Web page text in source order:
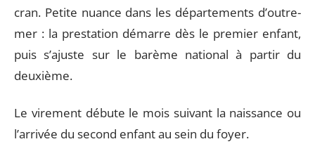
cran. Petite nuance dans les départements d’outre-
mer : la prestation démarre dès le premier enfant,
puis s’ajuste sur le barème national à partir du
deuxième.
Le virement débute le mois suivant la naissance ou
l’arrivée du second enfant au sein du foyer.